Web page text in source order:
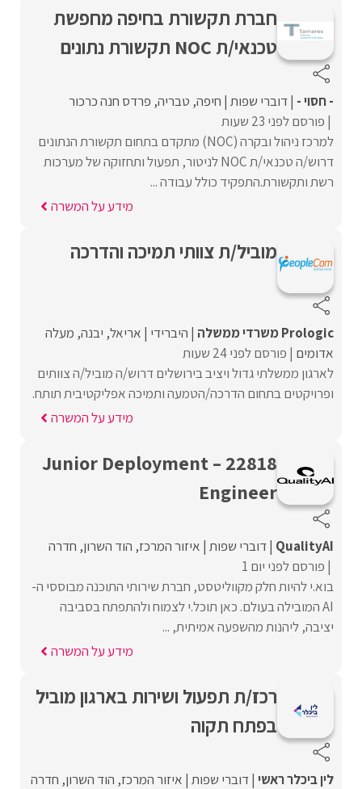
חברת תקשורת בחיפה מחפשת
טכנאי/ת NOC תקשורת נתונים
- חסוי - דוברי שפות חיפה טבריה פרדס חנה כרכור
פורסם לפני 23 שעות
למרכז ניהול ובקרה (NOC) מתקדם בתחום תקשורת הנתונים
דרוש/ה טכנאי/ת NOC לניטור, תפעול ותחזוקה של מערכות
רשת ותקשורת.התפקיד כולל עבודה ...
מידע על המשרה
מוביל/ת צוותי תמיכה והדרכה
Prologic משרדי ממשלה היברידי אריאל יבנה מעלה
אדומים פורסם לפני 24 שעות
לארגון ממשלתי גדול ויציב בירושלים דרוש/ה מוביל/ה צוותים
ופרויקטים בתחום הדרכה/הטמעה ותמיכה אפליקטיבית תותח.
מידע על המשרה
22818 – Junior Deployment
Engineer
QualityAI דוברי שפות איזור המרכז הוד השרון חדרה
פורסם לפני יום 1
בוא.י להיות חלק מקווליטסט, חברת שירותי התוכנה מבוססי ה-
AI המובילה בעולם. כאן תוכל.י לצמוח ולהתפתח בסביבה
יציבה, ליהנות מהשפעה אמיתית, ...
מידע על המשרה
רכז/ת תפעול ושירות בארגון מוביל
בפתח תקוה
לין ביכלר ראשי דוברי שפות איזור המרכז הוד השרון חדרה